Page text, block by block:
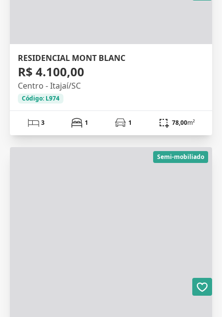
RESIDENCIAL MONT BLANC
R$ 4.100,00
Centro - Itajaí/SC
Código: L974
3 1 1 78,00m²
Semi-mobiliado